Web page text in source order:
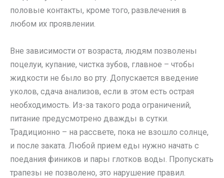
половые контакты, кроме того, развлечения в
любом их проявлении.
Вне зависимости от возраста, людям позволены
поцелуи, купание, чистка зубов, главное – чтобы
жидкости не было во рту. Допускается введение
уколов, сдача анализов, если в этом есть острая
необходимость. Из-за такого рода ограничений,
питание предусмотрено дважды в сутки.
Традиционно – на рассвете, пока не взошло солнце,
и после заката. Любой прием еды нужно начать с
поедания фиников и пары глотков воды. Пропускать
трапезы не позволено, это нарушение правил.